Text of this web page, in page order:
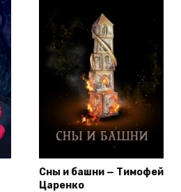
Сны и башни — Тимофей
Царенко